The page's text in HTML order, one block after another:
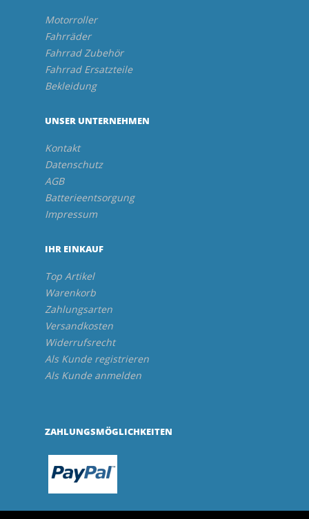
Motorroller
Fahrräder
Fahrrad Zubehör
Fahrrad Ersatzteile
Bekleidung
UNSER UNTERNEHMEN
Kontakt
Datenschutz
AGB
Batterieentsorgung
Impressum
IHR EINKAUF
Top Artikel
Warenkorb
Zahlungsarten
Versandkosten
Widerrufsrecht
Als Kunde registrieren
Als Kunde anmelden
ZAHLUNGSMÖGLICHKEITEN